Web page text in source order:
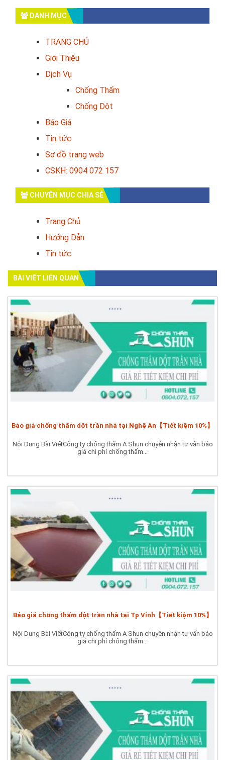
DANH MỤC
TRANG CHỦ
Giới Thiệu
Dịch Vụ
Chống Thấm
Chống Dột
Báo Giá
Tin tức
Sơ đồ trang web
CSKH: 0904 072 157
CHUYÊN MỤC CHIA SẺ
Trang Chủ
Hướng Dẫn
Tin tức
BÀI VIẾT LIÊN QUAN
Báo giá chống thấm dột trần nhà tại Nghệ An【Tiết kiệm 10%】
Nội Dung Bài ViếtCông ty chống thấm A Shun chuyên nhận tư vấn báo
giá chi phí chống thấm...
Báo giá chống thấm dột trần nhà tại Tp Vinh【Tiết kiệm 10%】
Nội Dung Bài ViếtCông ty chống thấm A Shun chuyên nhận tư vấn báo
giá chi phí chống thấm...